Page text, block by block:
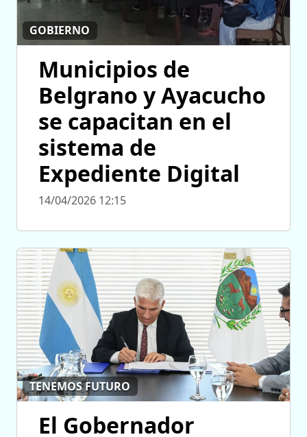
GOBIERNO
Municipios de
Belgrano y Ayacucho
se capacitan en el
sistema de
Expediente Digital
14/04/2026 12:15
TENEMOS FUTURO
El Gobernador